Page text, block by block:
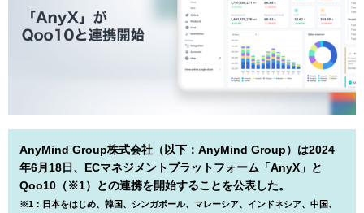
AnyMind Group株式会社（以下：AnyMind Group）は2024
年6月18日、ECマネジメントプラットフォーム「AnyX」と
Qoo10（※1）との連携を開始することを公表した。
※1：日本をはじめ、韓国、シンガポール、マレーシア、インドネシア、中国、